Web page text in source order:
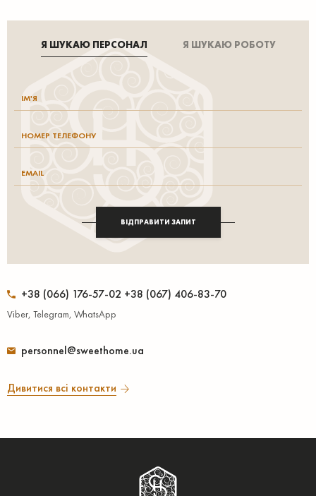
+38 (066) 176-57-02 +38 (067) 406-83-70
Viber, Telegram, WhatsApp
personnel@sweethome.ua
Дивитися всі контакти
Я ШУКАЮ ПЕРСОНАЛ Я ШУКАЮ РОБОТУ
ВІДПРАВИТИ ЗАПИТ